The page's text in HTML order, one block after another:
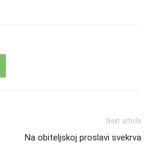
Next article
Na obiteljskoj proslavi svekrva